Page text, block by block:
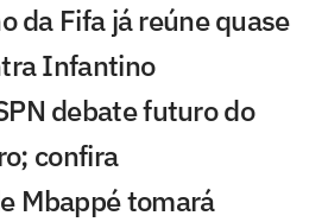
da Fifa já reúne quase
Infantino
debate futuro do
confira
Mbappé tomará